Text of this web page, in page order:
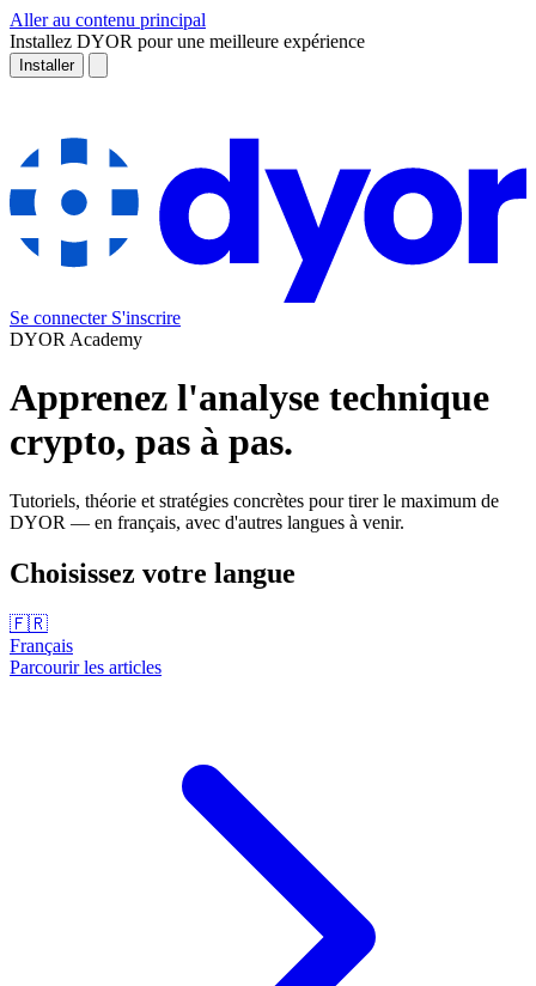
Aller au contenu principal
Installez DYOR pour une meilleure expérience
Installer
Se connecter S'inscrire
DYOR Academy
Apprenez l'analyse technique
crypto, pas à pas.
Tutoriels, théorie et stratégies concrètes pour tirer le maximum de
DYOR — en français, avec d'autres langues à venir.
Choisissez votre langue
🇫🇷
Français
Parcourir les articles